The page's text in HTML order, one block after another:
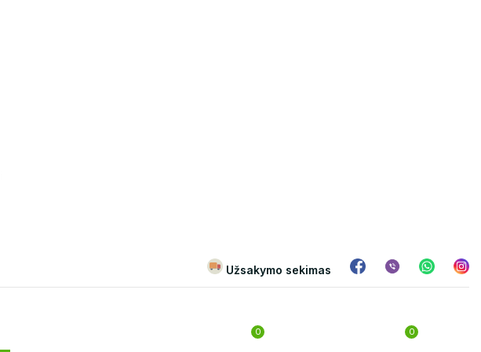
Užsakymo sekimas
0 0